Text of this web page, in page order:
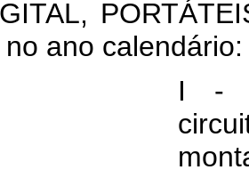
ano calendário:
I -